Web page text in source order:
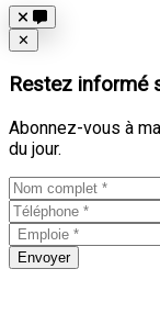
Close
✕
Restez informé
Abonnez-vous à
du jour.
Envoyer